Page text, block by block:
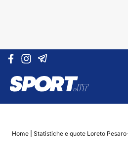
Vai al contenuto
Home Statistiche e quote Loreto